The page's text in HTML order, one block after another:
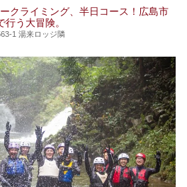
クライミング、半日コース！広島市
う大冒険。
1 湯来ロッジ隣